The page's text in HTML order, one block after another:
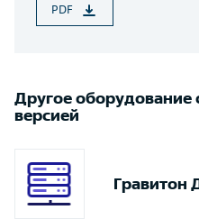
PDF
Другое оборудование
версией
Гравитон